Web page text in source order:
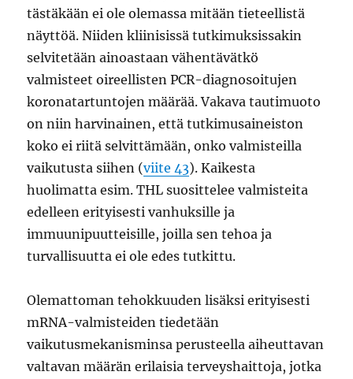
tästäkään ei ole olemassa mitään tieteellistä
näyttöä. Niiden kliinisissä tutkimuksissakin
selvitetään ainoastaan vähentävätkö
valmisteet oireellisten PCR-diagnosoitujen
koronatartuntojen määrää. Vakava tautimuoto
on niin harvinainen, että tutkimusaineiston
koko ei riitä selvittämään, onko valmisteilla
vaikutusta siihen (viite 43). Kaikesta
huolimatta esim. THL suosittelee valmisteita
edelleen erityisesti vanhuksille ja
immuunipuutteisille, joilla sen tehoa ja
turvallisuutta ei ole edes tutkittu.
Olemattoman tehokkuuden lisäksi erityisesti
mRNA-valmisteiden tiedetään
vaikutusmekanisminsa perusteella aiheuttavan
valtavan määrän erilaisia terveyshaittoja, jotka